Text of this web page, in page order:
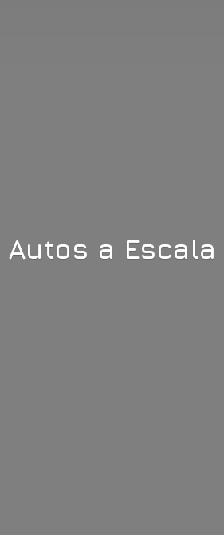
Autos a Escala